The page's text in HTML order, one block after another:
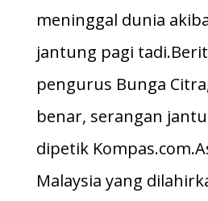
meninggal dunia
jantung pagi
pengurus Bunga
benar, serangan
dipetik
Malaysia yang